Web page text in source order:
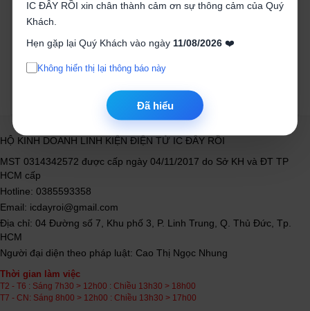
IC ĐÂY RỒI xin chân thành cảm ơn sự thông cảm của Quý
Khách.
Hẹn gặp lại Quý Khách vào ngày 11/08/2026❤️
Không hiển thị lại thông báo này
Đã hiểu
Mua ngay
4.000₫
Mua ngay
HỘ KINH DOANH LINH KIỆN ĐIỆN TỬ IC ĐÂY RỒI
MST 0314342572 được cấp ngày 04/11/2017 do Sở KH và ĐT TP
HCM cấp
Hotline: 0385593358
Email: icdayroi@gmail.com
Địa chỉ: 04 Đường số 7, Khu phố 3, P. Linh Trung, Q. Thủ Đức, Tp.
HCM
Người đại diện theo pháp luật: Cao Thị Ngọc Nhung
Thời gian làm việc
T2 - T6 : Sáng 7h30 > 12h00 : Chiều 13h30 > 18h00
T7 - CN: Sáng 8h00 > 12h00 : Chiều 13h30 > 17h00